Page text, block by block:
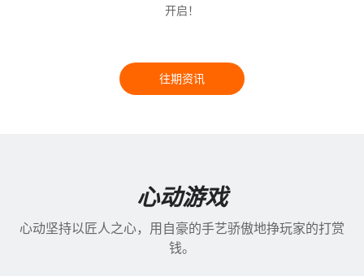
开启！
往期资讯
心动游戏
心动坚持以匠人之心，用自豪的手艺骄傲地挣玩家的打赏
钱。